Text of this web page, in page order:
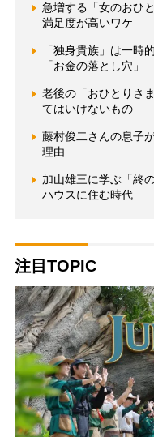
急増する「女のおひ
満足度が高いワケ
「独身貴族」は一
「お金の落とし穴」
老後の「おひとりさ
てはいけないもの
藤村俊二さんの息子
理由
加山雄三に学ぶ「終
ハウスに住む時代
注目TOPIC